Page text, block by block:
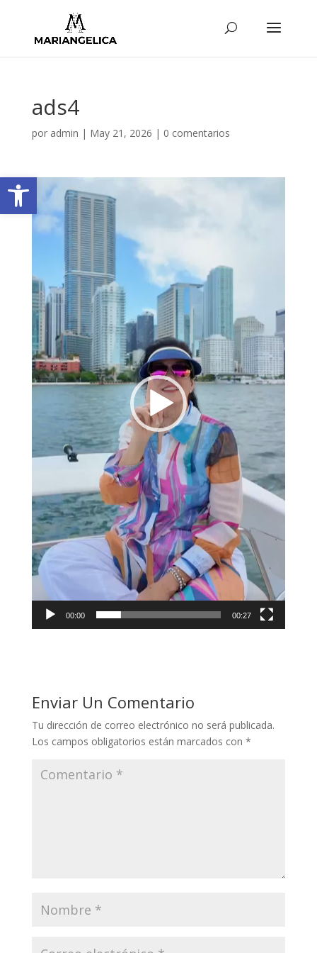
Abrir barra de herramientas
ads4
por admin | May 21, 2026 | 0 comentarios
Reproductor
vídeo
00:00 00:27
Enviar Un Comentario
Tu dirección de correo electrónico no será publicada.
Los campos obligatorios están marcados con *